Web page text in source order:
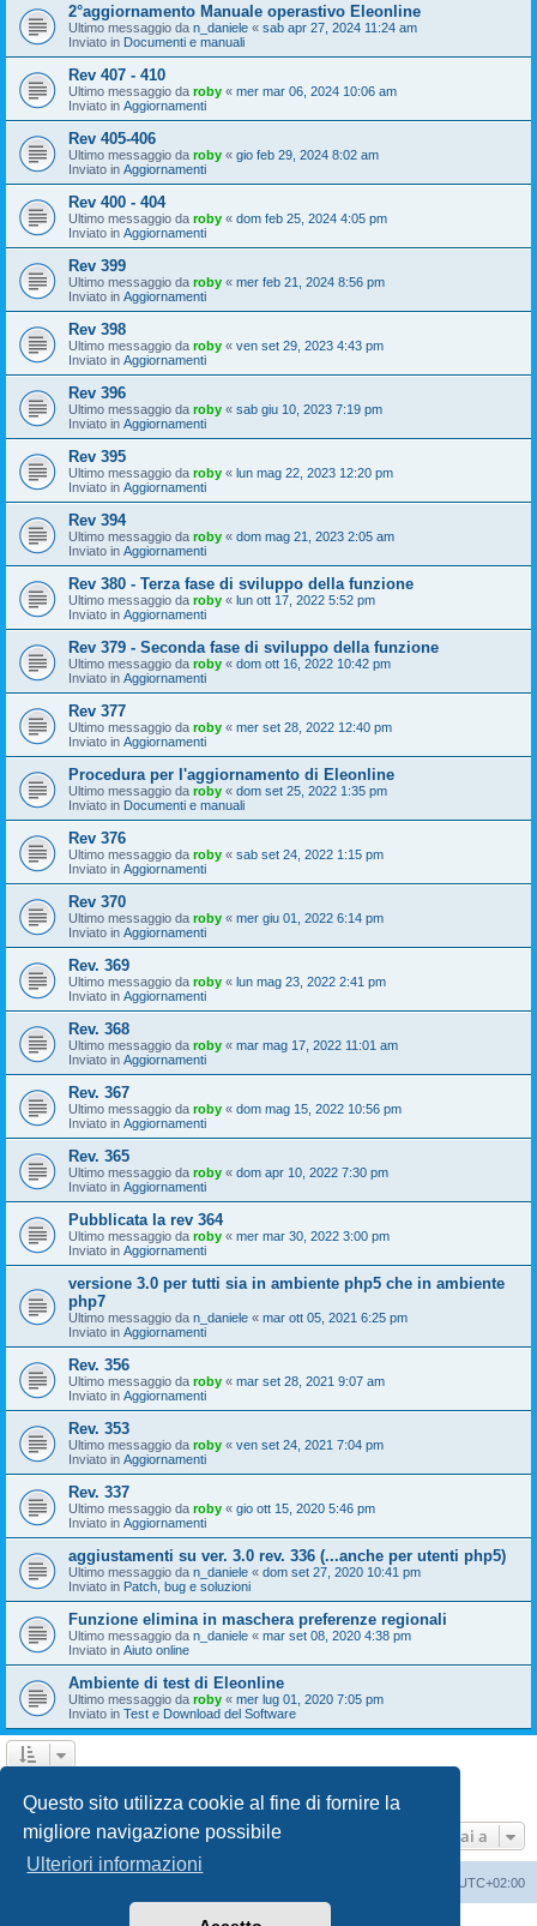
Questo sito utilizza cookie al fine di fornire la
migliore navigazione possibile
Ulteriori informazioni
2°aggiornamento Manuale operastivo Eleonline
Ultimo messaggio da n_daniele « sab apr 27, 2024 11:24 am
Inviato in Documenti e manuali
Rev 407 - 410
Ultimo messaggio da roby « mer mar 06, 2024 10:06 am
Inviato in Aggiornamenti
Rev 405-406
Ultimo messaggio da roby « gio feb 29, 2024 8:02 am
Inviato in Aggiornamenti
Rev 400 - 404
Ultimo messaggio da roby « dom feb 25, 2024 4:05 pm
Inviato in Aggiornamenti
Rev 399
Ultimo messaggio da roby « mer feb 21, 2024 8:56 pm
Inviato in Aggiornamenti
Rev 398
Ultimo messaggio da roby « ven set 29, 2023 4:43 pm
Inviato in Aggiornamenti
Rev 396
Ultimo messaggio da roby « sab giu 10, 2023 7:19 pm
Inviato in Aggiornamenti
Rev 395
Ultimo messaggio da roby « lun mag 22, 2023 12:20 pm
Inviato in Aggiornamenti
Rev 394
Ultimo messaggio da roby « dom mag 21, 2023 2:05 am
Inviato in Aggiornamenti
Rev 380 - Terza fase di sviluppo della funzione
Ultimo messaggio da roby « lun ott 17, 2022 5:52 pm
Inviato in Aggiornamenti
Rev 379 - Seconda fase di sviluppo della funzione
Ultimo messaggio da roby « dom ott 16, 2022 10:42 pm
Inviato in Aggiornamenti
Rev 377
Ultimo messaggio da roby « mer set 28, 2022 12:40 pm
Inviato in Aggiornamenti
Procedura per l'aggiornamento di Eleonline
Ultimo messaggio da roby « dom set 25, 2022 1:35 pm
Inviato in Documenti e manuali
Rev 376
Ultimo messaggio da roby « sab set 24, 2022 1:15 pm
Inviato in Aggiornamenti
Rev 370
Ultimo messaggio da roby « mer giu 01, 2022 6:14 pm
Inviato in Aggiornamenti
Rev. 369
Ultimo messaggio da roby « lun mag 23, 2022 2:41 pm
Inviato in Aggiornamenti
Rev. 368
Ultimo messaggio da roby « mar mag 17, 2022 11:01 am
Inviato in Aggiornamenti
Rev. 367
Ultimo messaggio da roby « dom mag 15, 2022 10:56 pm
Inviato in Aggiornamenti
Rev. 365
Ultimo messaggio da roby « dom apr 10, 2022 7:30 pm
Inviato in Aggiornamenti
Pubblicata la rev 364
Ultimo messaggio da roby « mer mar 30, 2022 3:00 pm
Inviato in Aggiornamenti
versione 3.0 per tutti sia in ambiente php5 che in ambiente
php7
Ultimo messaggio da n_daniele « mar ott 05, 2021 6:25 pm
Inviato in Aggiornamenti
Rev. 356
Ultimo messaggio da roby « mar set 28, 2021 9:07 am
Inviato in Aggiornamenti
Rev. 353
Ultimo messaggio da roby « ven set 24, 2021 7:04 pm
Inviato in Aggiornamenti
Rev. 337
Ultimo messaggio da roby « gio ott 15, 2020 5:46 pm
Inviato in Aggiornamenti
aggiustamenti su ver. 3.0 rev. 336 (...anche per utenti php5)
Ultimo messaggio da n_daniele « dom set 27, 2020 10:41 pm
Inviato in Patch, bug e soluzioni
Funzione elimina in maschera preferenze regionali
Ultimo messaggio da n_daniele « mar set 08, 2020 4:38 pm
Inviato in Aiuto online
Ambiente di test di Eleonline
Ultimo messaggio da roby « mer lug 01, 2020 7:05 pm
Inviato in Test e Download del Software
Vai a
UTC+02:00